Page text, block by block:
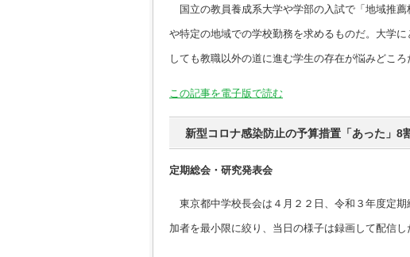
国立の教員養成系大学や学部の入試で「地域推
や特定の地域での学校勤務を求めるものだ。大学
しても教職以外の道に進む学生の存在が悩みどころ
この記事を電子版で読む
新型コロナ感染防止の予算措置「あった」
定期総会・研究発表会
東京都中学校長会は４月２２日、令和３年度定
加者を最小限に絞り、当日の様子は録画して配信し